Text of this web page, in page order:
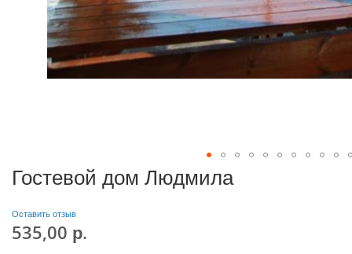
Гостевой дом Людмила
Оставить отзыв
535,00 р.